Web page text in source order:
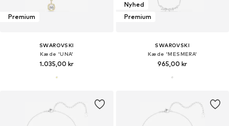
Premium
SWAROVSKI
Kæde 'UNA'
1.035,00 kr
Nyhed
Premium
SWAROVSKI
Kæde 'MESMERA'
965,00 kr